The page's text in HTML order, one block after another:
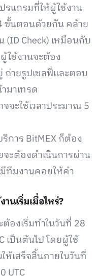
รแกรมที่ให้ผู้ใช้งาน
ขั้นตอนด้วยกัน คล้าย
Check) เหมือนกับ
ใช้งานจะต้อง
ายรูปเซลฟี่และตอบ
มาเทรด
จะใช้เวลาประมาณ 5
าร BitMEX ก็ต้อง
ะต้องดำเนินการผ่าน
ทีมงานคอยให้คำ
นเริ่มเมื่อไหร่?
องเริ่มทำในวันที่ 28
เป็นต้นไป โดยผู้ใช้
เสร็จสิ้นภายในวันที่
UTC